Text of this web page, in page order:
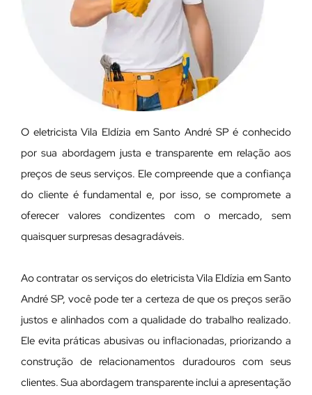
O eletricista Vila Eldízia em Santo André SP é conhecido
por sua abordagem justa e transparente em relação aos
preços de seus serviços. Ele compreende que a confiança
do cliente é fundamental e, por isso, se compromete a
oferecer valores condizentes com o mercado, sem
quaisquer surpresas desagradáveis.
Ao contratar os serviços do eletricista Vila Eldízia em Santo
André SP, você pode ter a certeza de que os preços serão
justos e alinhados com a qualidade do trabalho realizado.
Ele evita práticas abusivas ou inflacionadas, priorizando a
construção de relacionamentos duradouros com seus
clientes. Sua abordagem transparente inclui a apresentação